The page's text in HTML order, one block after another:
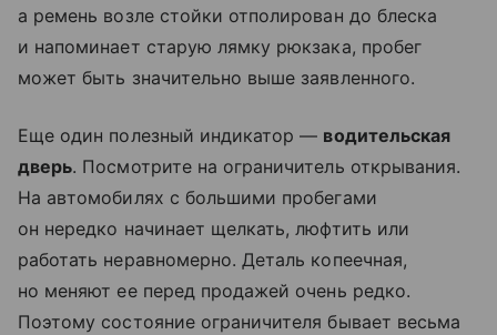
а ремень возле стойки отполирован до блеска
и напоминает старую лямку рюкзака, пробег
может быть значительно выше заявленного.
Еще один полезный индикатор — водительская
дверь. Посмотрите на ограничитель открывания.
На автомобилях с большими пробегами
он нередко начинает щелкать, люфтить или
работать неравномерно. Деталь копеечная,
но меняют ее перед продажей очень редко.
Поэтому состояние ограничителя бывает весьма